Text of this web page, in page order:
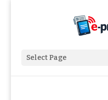
Select Page